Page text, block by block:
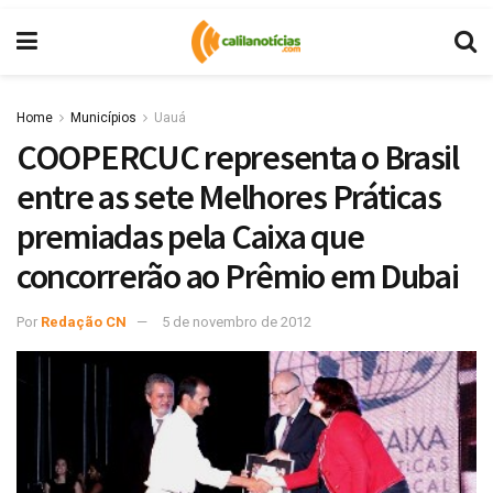
Home Municípios Uauá
COOPERCUC representa o Brasil
entre as sete Melhores Práticas
premiadas pela Caixa que
concorrerão ao Prêmio em Dubai
Por Redação CN 5 de novembro de 2012